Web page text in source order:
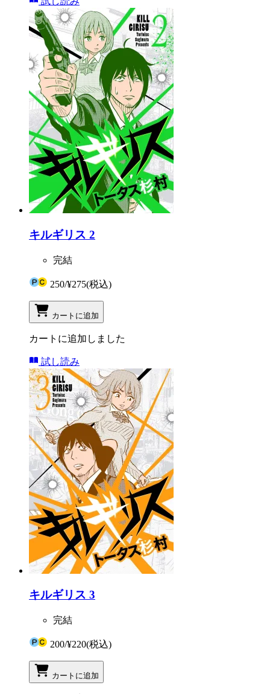
キルギリス 2
完結
250/¥275(税込)
カートに追加
カートに追加しました
試し読み
キルギリス 3
完結
200/¥220(税込)
カートに追加